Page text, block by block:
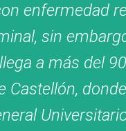
enfermedad
sin
a más del
Castellón,